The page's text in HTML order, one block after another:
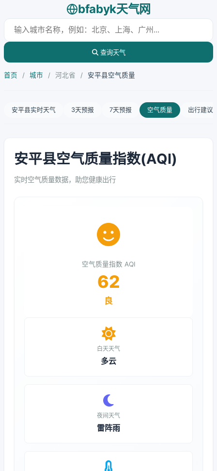
bfabyk天气网
查询天气
首页 / 城市 / 河北省 / 安平县空气质量
安平县实时天气 3天预报 7天预报 空气质量 出行建议
安平县空气质量指数(AQI)
实时空气质量数据，助您健康出行
空气质量指数 AQI
62
良
白天天气
多云
夜间天气
雷阵雨